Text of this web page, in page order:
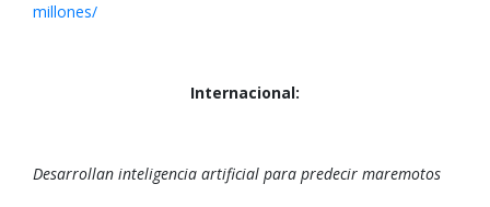
millones/
Internacional:
Desarrollan inteligencia artificial para predecir maremotos